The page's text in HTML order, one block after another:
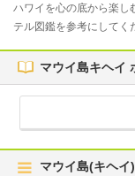
ハワイを心の底から楽し
テル図鑑を参考にしてく
マウイ島キヘイ
マウイ島(キヘ